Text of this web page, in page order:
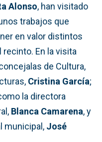
Alonso, han visitado
trabajos que
en valor distintos
En la visita
de Cultura,
Cristina García;
la directora
Blanca Camarena, y
municipal, José